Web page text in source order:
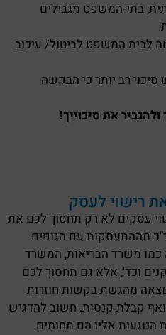
בתי-המשפט מגבילים
לבית המשפט לביטול/ עיכוב
סיכוי רב יותר כי הבקשה
את סיכוייך!
רישוי לעסק
עסקים לא רק תחסוך לכם את
מההתעסקות עם הגופים
משרד הבריאות, המשרד
וכד', אלא גם תחסוך לכם
מהגשת בקשות חוזרות
קבלת קנסות. חשוב להדגיש
הנוגעות אליו הם תחומים